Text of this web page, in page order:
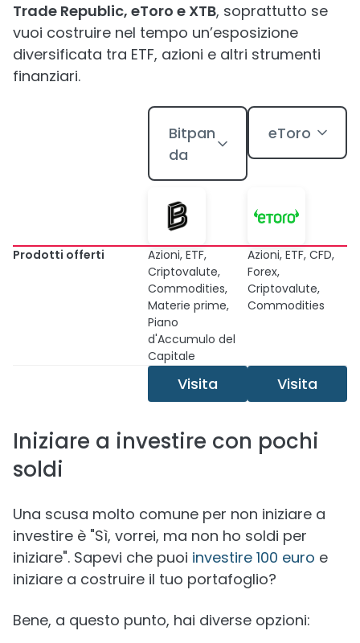
Trade Republic, eToro e XTB, soprattutto se
vuoi costruire nel tempo un’esposizione
diversificata tra ETF, azioni e altri strumenti
finanziari.
Bitpan
da
eToro
Prodotti offerti
Azioni, ETF,
Criptovalute,
Commodities,
Materie prime,
Piano
d'Accumulo del
Capitale
Azioni, ETF, CFD,
Forex,
Criptovalute,
Commodities
Visita Visita
Iniziare a investire con pochi
soldi
Una scusa molto comune per non iniziare a
investire è "Sì, vorrei, ma non ho soldi per
iniziare". Sapevi che puoi investire 100 euro e
iniziare a costruire il tuo portafoglio?
Bene, a questo punto, hai diverse opzioni: